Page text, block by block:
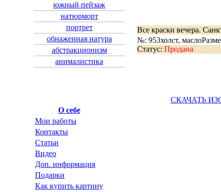
южный пейзаж
натюрморт
портрет
обнаженная натура
абстракционизм
анималистика
О себе
Мои работы
Контакты
Статьи
Видео
Доп. информация
Подарки
Как купить картину
Все краски вечера.
№: 953холст, масло
Статус: Продана
СКАЧАТЬ